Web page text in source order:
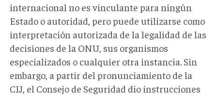
internacional no es vinculante para ningún
Estado o autoridad, pero puede utilizarse como
interpretación autorizada de la legalidad de las
decisiones de la ONU, sus organismos
especializados o cualquier otra instancia. Sin
embargo, a partir del pronunciamiento de la
CIJ, el Consejo de Seguridad dio instrucciones